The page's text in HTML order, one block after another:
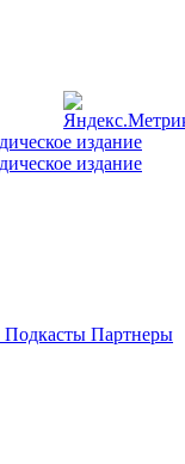
Подкасты Партнеры